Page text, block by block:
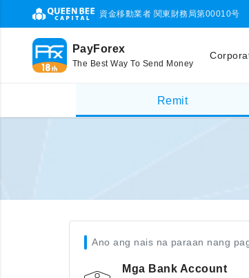
資金移動業者 関東財務局第00010号
PayForex
The Best Way To Send Money
Remit
Ano ang nais na paraan nang
Mga Bank Account